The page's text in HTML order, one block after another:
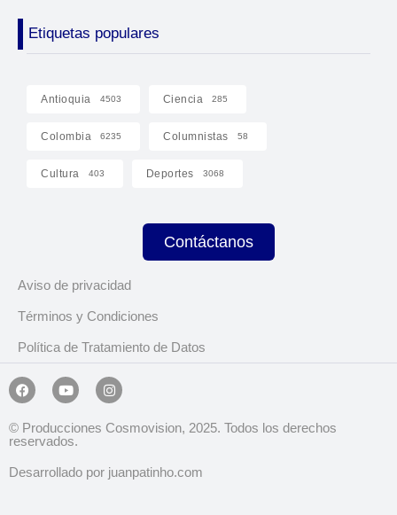
Etiquetas populares
Antioquia 4503 Ciencia 285
Colombia 6235 Columnistas 58
Cultura 403 Deportes 3068
Contáctanos
Aviso de privacidad
Términos y Condiciones
Política de Tratamiento de Datos
© Producciones Cosmovision, 2025. Todos los derechos
reservados.
Desarrollado por juanpatinho.com